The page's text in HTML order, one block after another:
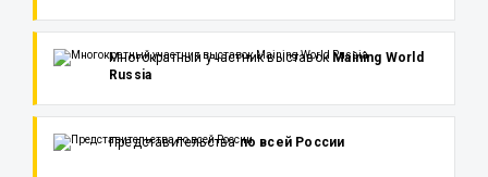
Многократный участник выставок Maining World
Russia
Представительствапо всей России